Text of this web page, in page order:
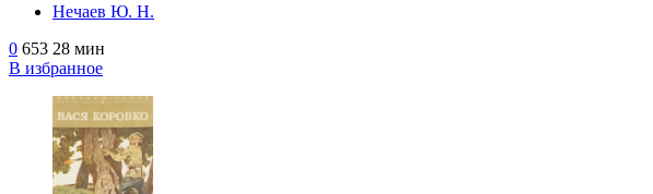
Нечаев Ю. Н.
0 653 28 мин
В избранное